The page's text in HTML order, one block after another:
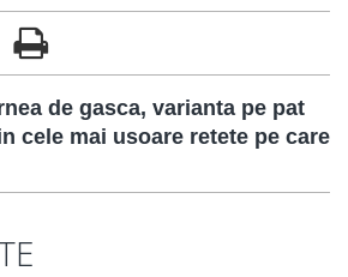
de gasca, varianta pe pat
cele mai usoare retete pe care